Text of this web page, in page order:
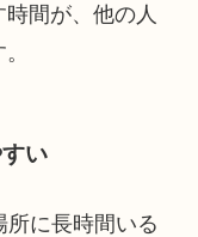
間が、他の人
い
に長時間いる